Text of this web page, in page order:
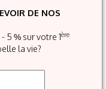
DE NOS
5 % sur votre 1ère
la vie?